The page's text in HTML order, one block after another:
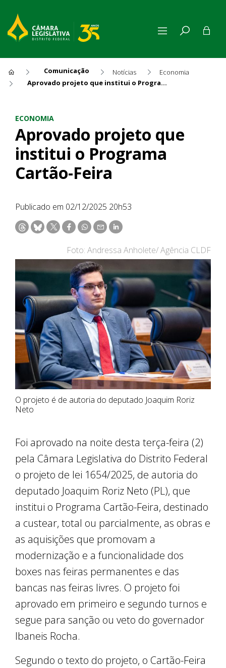
Comunicação Notícias
Economia
Aprovado projeto que institui o Programa Cartão-Feira
ECONOMIA
Aprovado projeto que
institui o Programa
Cartão-Feira
Publicado em 02/12/2025 20h53
Foto: Andressa Anholete/ Agência CLDF
O projeto é de autoria do deputado Joaquim Roriz
Neto
Foi aprovado na noite desta terça-feira (2)
pela Câmara Legislativa do Distrito Federal
o projeto de lei 1654/2025, de autoria do
deputado Joaquim Roriz Neto (PL), que
institui o Programa Cartão-Feira, destinado
a custear, total ou parcialmente, as obras e
as aquisições que promovam a
modernização e a funcionalidade dos
boxes nas feiras permanentes e das
bancas nas feiras livres. O projeto foi
aprovado em primeiro e segundo turnos e
segue para sanção ou veto do governador
Ibaneis Rocha.
Segundo o texto do projeto, o Cartão-Feira